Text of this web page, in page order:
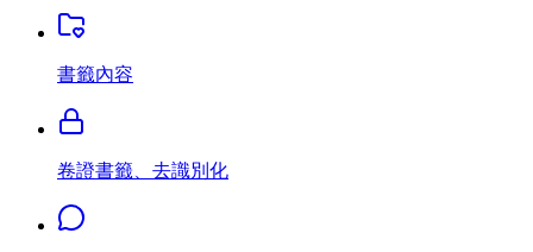
書籤內容
卷證書籤、去識別化